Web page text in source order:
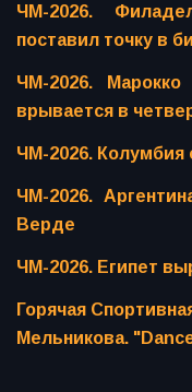
ЧМ-2026.
поставил точку в
ЧМ-2026.
врывается в
ЧМ-2026. Колумбия
ЧМ-2026.
Верде
ЧМ-2026. Египет
Горячая
Мельникова.